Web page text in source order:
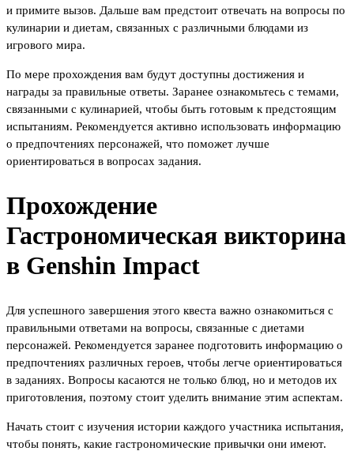
и примите вызов. Дальше вам предстоит отвечать на вопросы по
кулинарии и диетам, связанных с различными блюдами из
игрового мира.
По мере прохождения вам будут доступны достижения и
награды за правильные ответы. Заранее ознакомьтесь с темами,
связанными с кулинарией, чтобы быть готовым к предстоящим
испытаниям. Рекомендуется активно использовать информацию
о предпочтениях персонажей, что поможет лучше
ориентироваться в вопросах задания.
Прохождение
Гастрономическая викторина
в Genshin Impact
Для успешного завершения этого квеста важно ознакомиться с
правильными ответами на вопросы, связанные с диетами
персонажей. Рекомендуется заранее подготовить информацию о
предпочтениях различных героев, чтобы легче ориентироваться
в заданиях. Вопросы касаются не только блюд, но и методов их
приготовления, поэтому стоит уделить внимание этим аспектам.
Начать стоит с изучения истории каждого участника испытания,
чтобы понять, какие гастрономические привычки они имеют.